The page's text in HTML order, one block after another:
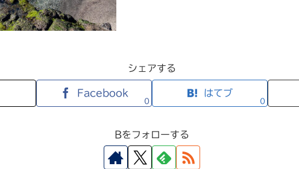
シェアする
Facebook
0
はてブ
0
Bをフォローする